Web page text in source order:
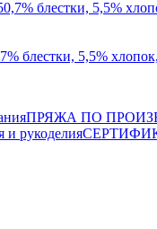
блестки, 5,5%
ПРЯЖА ПО
рукоделия